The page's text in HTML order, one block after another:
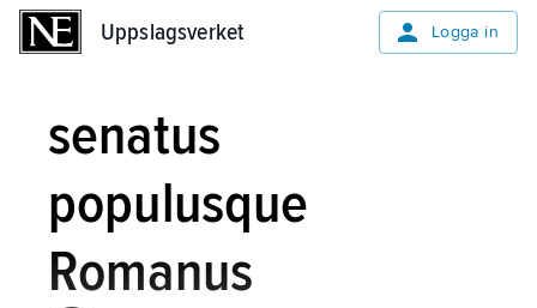
Uppslagsverket Logga in
senatus
populusque
Romanus